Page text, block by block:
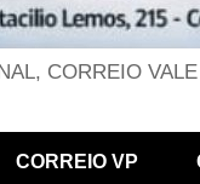
CORREIO
CORREIO VP